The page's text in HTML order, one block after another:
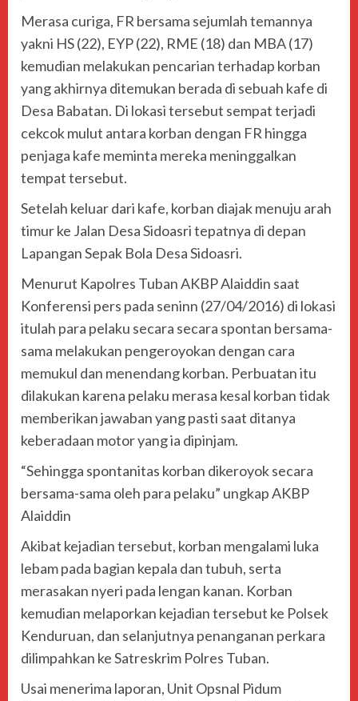
Merasa curiga, FR bersama sejumlah temannya
yakni HS (22), EYP (22), RME (18) dan MBA (17)
kemudian melakukan pencarian terhadap korban
yang akhirnya ditemukan berada di sebuah kafe di
Desa Babatan. Di lokasi tersebut sempat terjadi
cekcok mulut antara korban dengan FR hingga
penjaga kafe meminta mereka meninggalkan
tempat tersebut.
Setelah keluar dari kafe, korban diajak menuju arah
timur ke Jalan Desa Sidoasri tepatnya di depan
Lapangan Sepak Bola Desa Sidoasri.
Menurut Kapolres Tuban AKBP Alaiddin saat
Konferensi pers pada seninn (27/04/2016) di lokasi
itulah para pelaku secara secara spontan bersama-
sama melakukan pengeroyokan dengan cara
memukul dan menendang korban. Perbuatan itu
dilakukan karena pelaku merasa kesal korban tidak
memberikan jawaban yang pasti saat ditanya
keberadaan motor yang ia dipinjam.
“Sehingga spontanitas korban dikeroyok secara
bersama-sama oleh para pelaku” ungkap AKBP
Alaiddin
Akibat kejadian tersebut, korban mengalami luka
lebam pada bagian kepala dan tubuh, serta
merasakan nyeri pada lengan kanan. Korban
kemudian melaporkan kejadian tersebut ke Polsek
Kenduruan, dan selanjutnya penanganan perkara
dilimpahkan ke Satreskrim Polres Tuban.
Usai menerima laporan, Unit Opsnal Pidum